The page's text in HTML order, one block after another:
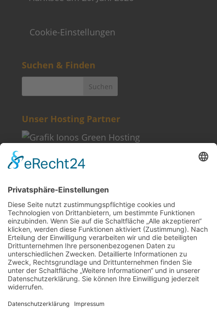
Cookie-Einstellungen
Suchen & Finden
Unser Hosting Partner
Weitere Informationen
Kontakt
Newsletter
FAQ
Schlagworte
Datenschutz
Impressum